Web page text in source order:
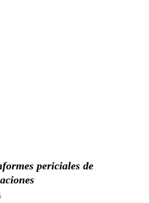
periciales de